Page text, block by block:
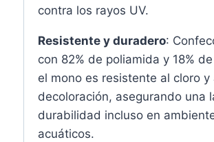
contra los rayos UV.
Resistente y duradero:
con 82% de poliamida y 18%
el mono es resistente al cloro y
decoloración, asegurando una
durabilidad incluso en
acuáticos.